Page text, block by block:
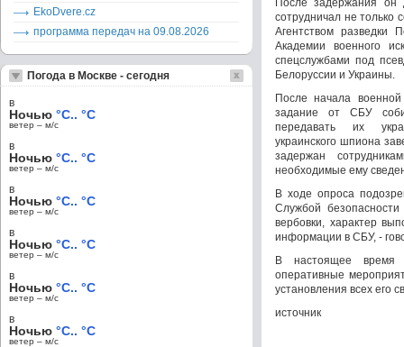
После задержания он
сотрудничал не только
Агентством
Академии военного
спецслужбами под
Белоруссии и Украины.
После начала
задание от СБУ
передавать их
украинского шпиона
задержан
необходимые ему
В ходе опроса
Службой
вербовки, характер
информации в СБУ, -
В настоящее время
оперативные
установления всех его
источник
EkoDvere.cz
программа передач на 09.08.2026
Погода в Москве - сегодня
в
Ночью °C.. °C
ветер – м/c
в
Ночью °C.. °C
ветер – м/c
в
Ночью °C.. °C
ветер – м/c
в
Ночью °C.. °C
ветер – м/c
в
Ночью °C.. °C
ветер – м/c
в
Ночью °C.. °C
ветер – м/c